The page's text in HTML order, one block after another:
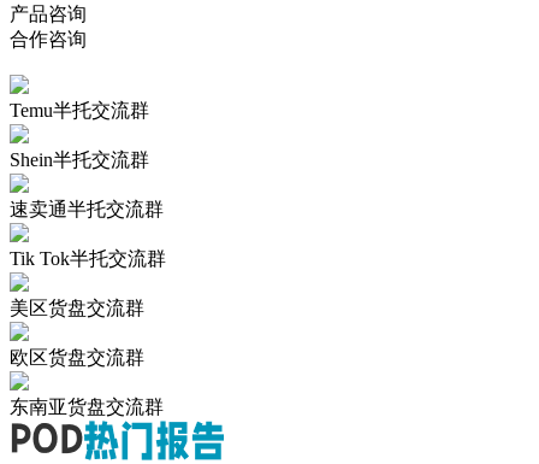
产品咨询
合作咨询
Temu半托交流群
Shein半托交流群
速卖通半托交流群
Tik Tok半托交流群
美区货盘交流群
欧区货盘交流群
东南亚货盘交流群